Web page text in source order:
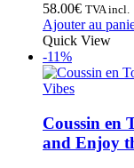
58.00€ TVA incl.
Ajouter au
Quick View
-11%
Coussin en
and Enjoy